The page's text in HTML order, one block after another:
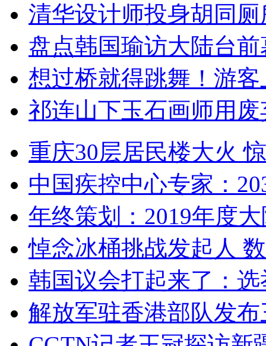
清华设计师投身胡同
盘点韩国瑜访大陆台
想过桥就得跳舞！游客
祁连山下玉石画师用
重庆30层居民楼大火
中国疾控中心专家：
年终策划：2019年度
悼念冰桶挑战发起人
韩国议会打起来了：
解放军驻香港部队发